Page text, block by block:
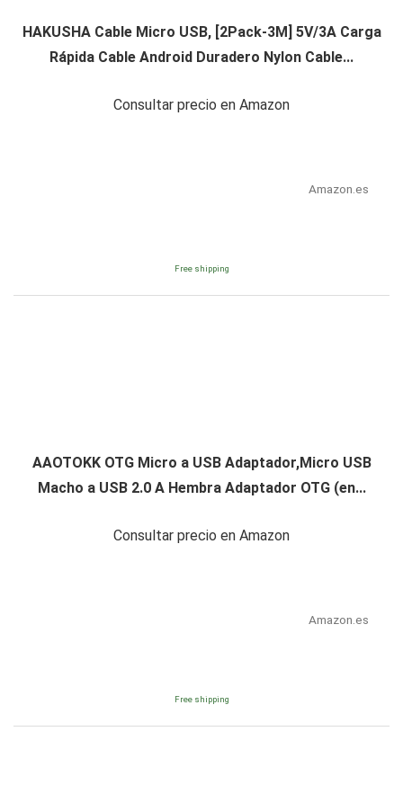
HAKUSHA Cable Micro USB, [2Pack-3M] 5V/3A Carga
Rápida Cable Android Duradero Nylon Cable...
Consultar precio en Amazon
Amazon.es
Free shipping
AAOTOKK OTG Micro a USB Adaptador,Micro USB
Macho a USB 2.0 A Hembra Adaptador OTG (en...
Consultar precio en Amazon
Amazon.es
Free shipping